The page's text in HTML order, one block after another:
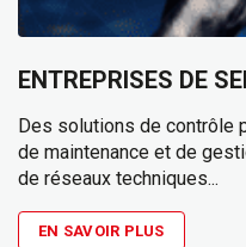
ENTREPRISES DE
Des solutions de contrôle
de maintenance et de
de réseaux techniques...
EN SAVOIR PLUS